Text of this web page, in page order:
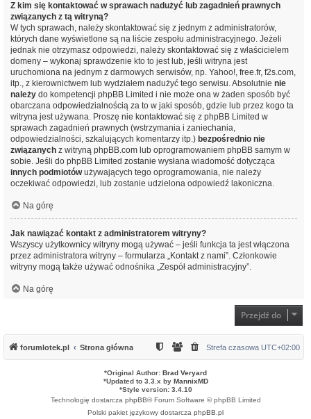
Z kim się kontaktować w sprawach nadużyć lub zagadnień prawnych
związanych z tą witryną?
W tych sprawach, należy skontaktować się z jednym z administratorów,
których dane wyświetlone są na liście zespołu administracyjnego. Jeżeli
jednak nie otrzymasz odpowiedzi, należy skontaktować się z właścicielem
domeny – wykonaj sprawdzenie kto to jestlub, jeśli witryna jest
uruchomiona na jednym z darmowych serwisów, np. Yahoo!, free.fr, f2s.com,
itp., z kierownictwem lub wydziałem nadużyć tego serwisu. Absolutnie nie
należy do kompetencji phpBB Limited i nie może ona w żaden sposób być
obarczana odpowiedzialnością za to w jaki sposób, gdzie lub przez kogo ta
witryna jest używana. Proszę nie kontaktować się z phpBB Limited w
sprawach zagadnień prawnych (wstrzymania i zaniechania,
odpowiedzialności, szkalujących komentarzy itp.) bezpośrednio nie
związanych z witryną phpBB.com lub oprogramowaniem phpBB samym w
sobie. Jeśli do phpBB Limited zostanie wysłana wiadomość dotycząca
innych podmiotówużywających tego oprogramowania, nie należy
oczekiwać odpowiedzi, lub zostanie udzielona odpowiedź lakoniczna.
Na górę
Jak nawiązać kontakt z administratorem witryny?
Wszyscy użytkownicy witryny mogą używać – jeśli funkcja ta jest włączona
przez administratora witryny – formularza „Kontakt z nami”. Członkowie
witryny mogą także używać odnośnika „Zespół administracyjny”.
Na górę
Przejdź do
forumlotek.pl Strona główna Strefa czasowa UTC+02:00
*Original Author: Brad Veryard
*Updated to 3.3.x by MannixMD
*Style version: 3.4.10
Technologię dostarcza phpBB® Forum Software © phpBB Limited
Polski pakiet językowy dostarcza phpBB.pl